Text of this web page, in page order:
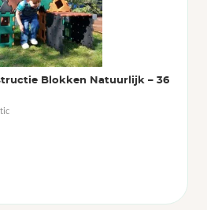
Blokken Natuurlijk – 36